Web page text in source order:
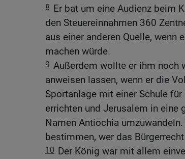
8 Er bat um eine Audienz beim
den Steuereinnahmen 360
aus einer anderen Quelle, wenn
machen würde.
9 Außerdem wollte er ihm noch
anweisen lassen, wenn er die
Sportanlage mit einer Schule
errichten und Jerusalem in eine
Namen Antiochia
bestimmen, wer das
10 Der König war mit allem